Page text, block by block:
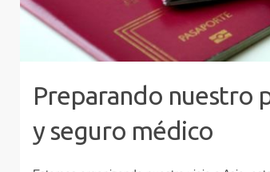
Preparando nuestro
y seguro médico